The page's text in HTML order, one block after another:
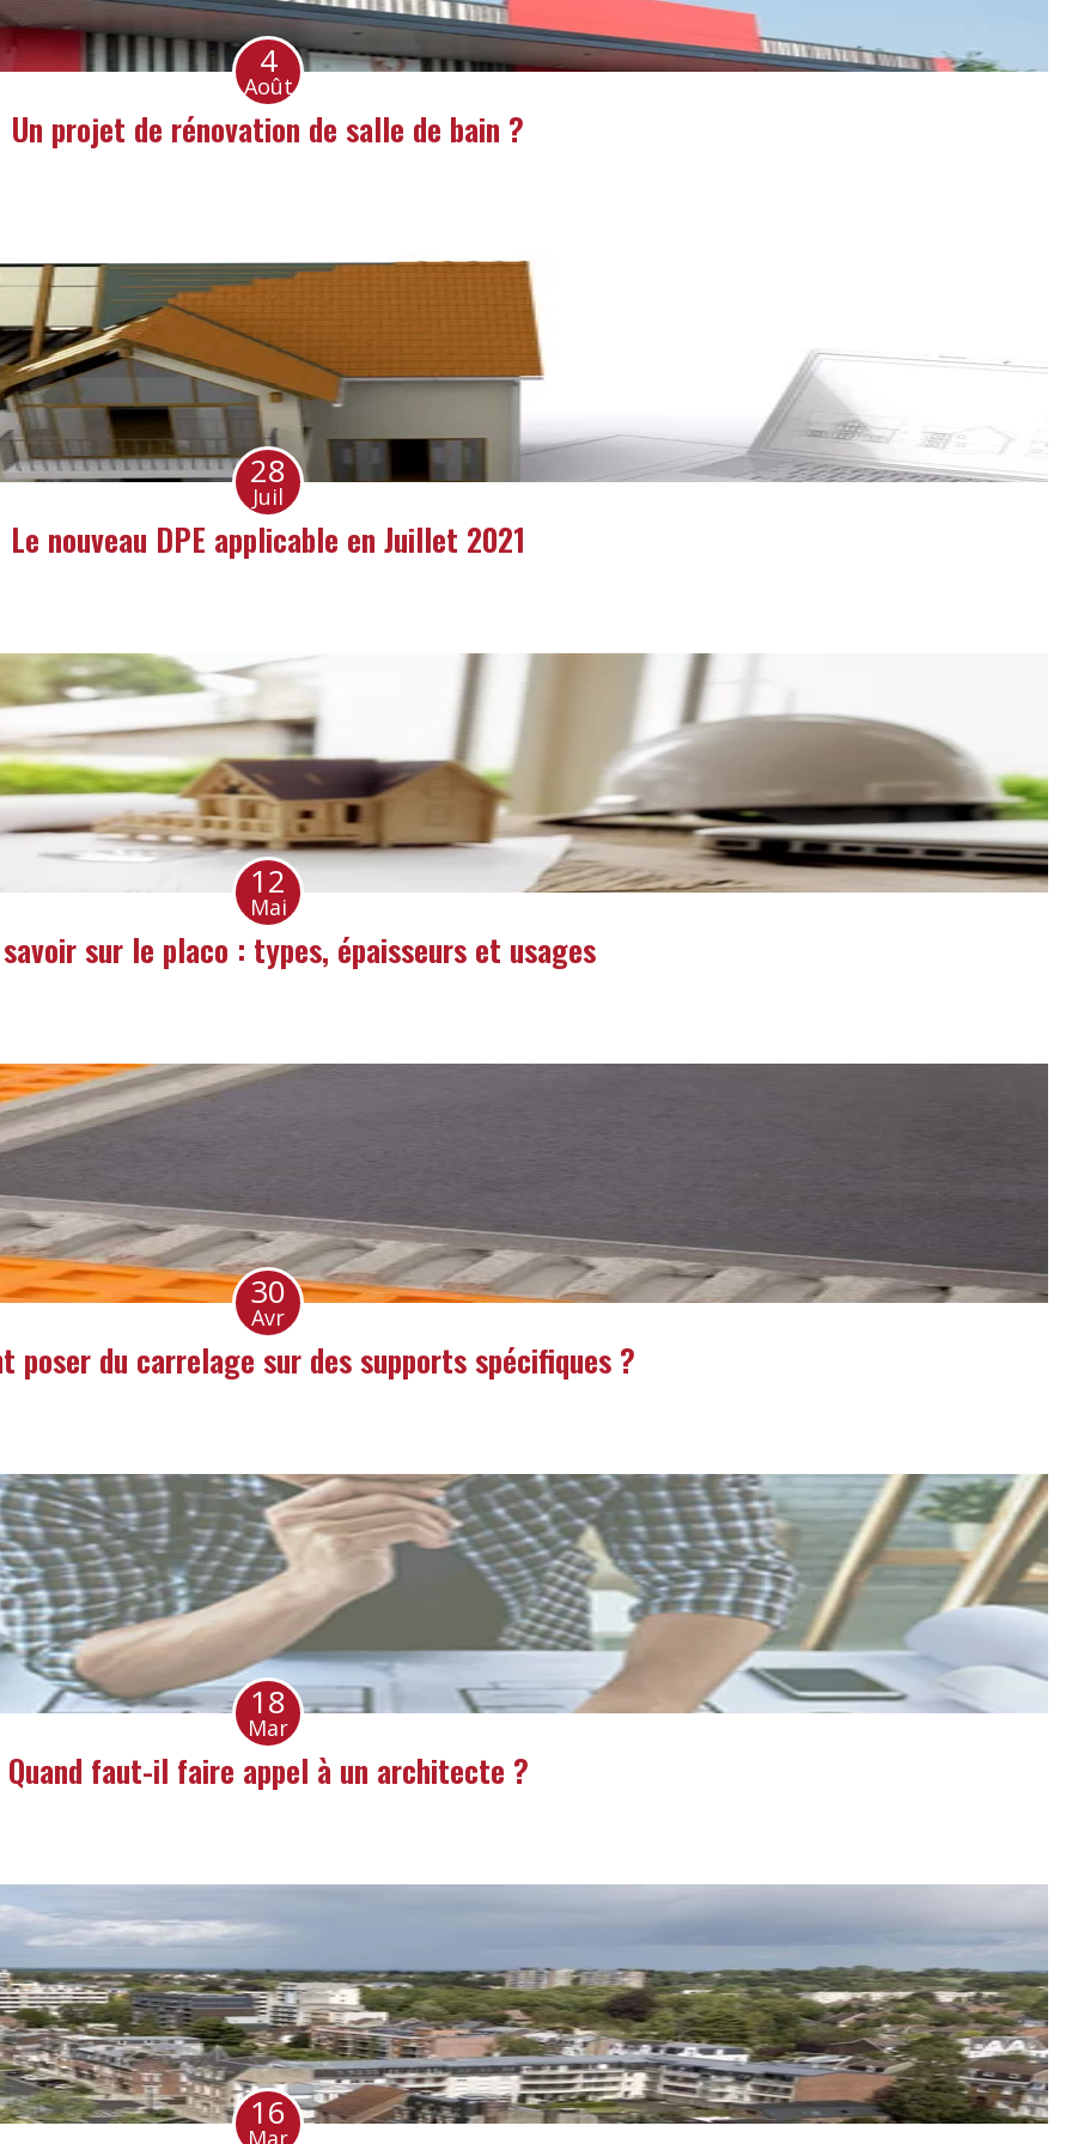
4
Août
Un projet de rénovation de salle de bain ?
28
Juil
Le nouveau DPE applicable en Juillet 2021
12
Mai
sur le placo : types, épaisseurs et usages
30
Avr
poser du carrelage sur des supports spécifiques ?
18
Mar
Quand faut-il faire appel à un architecte ?
16
Mar